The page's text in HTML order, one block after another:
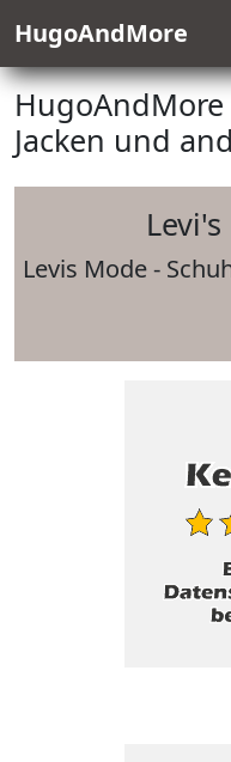
HugoAndMore
HugoAndMore
Jacken und
Levis Mode -